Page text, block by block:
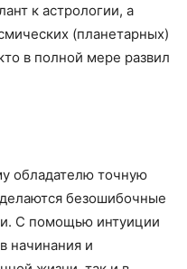
к астрологии, а
(планетарных)
в полной мере развил
обладателю точную
безошибочные
С помощью интуиции
начинания и